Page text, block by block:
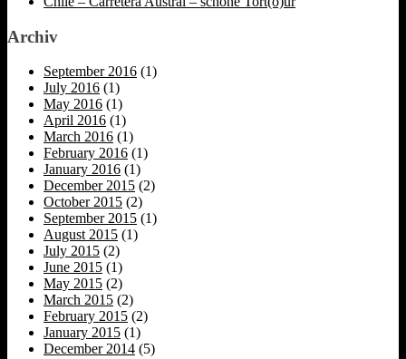
Archiv
September 2016 (1)
July 2016 (1)
May 2016 (1)
April 2016 (1)
March 2016 (1)
February 2016 (1)
January 2016 (1)
December 2015 (2)
October 2015 (2)
September 2015 (1)
August 2015 (1)
July 2015 (2)
June 2015 (1)
May 2015 (2)
March 2015 (2)
February 2015 (2)
January 2015 (1)
December 2014 (5)